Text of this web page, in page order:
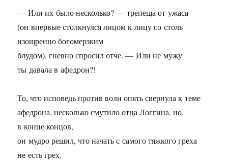
— Или их было несколько? — трепеща от ужаса
(он впервые столкнулся лицом к лицу со столь
изощренно богомерзким
блудом), гневно спросил отче. — Или не мужу
ты давала в афедрон?!
То, что исповедь против воли опять свернула к теме
афедрона, несколько смутило отца Логгина, но,
в конце концов,
он мудро решил, что начать с самого тяжкого греха
не есть грех.